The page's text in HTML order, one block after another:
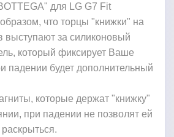
для LG G7 Fit
что торцы "книжки" на
выступают за силиконовый
который фиксирует Ваше
падении будет дополнительный
которые держат "книжку"
при падении не позволят ей